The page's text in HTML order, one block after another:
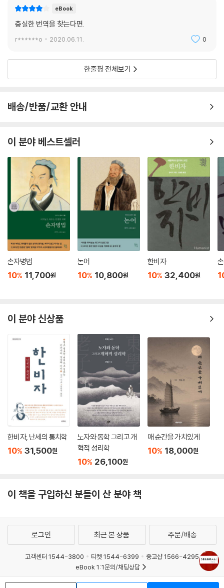
eBook
충실한 번역을 찾는다면.
r******o 2020.06.11. 0
한줄평 전체보기
배송/반품/교환 안내
이 분야 베스트셀러
손자병법
10% 11,700원
논어
10% 10,800원
한비자
10% 32,400원
이 분야 신상품
한비자, 난세의 통치학
10% 31,500원
노자와 동학 그리고 개
혁적 성리학
10% 26,100원
매 순간을 가치있게
10% 18,000원
이 책을 구입하신 분들이 산 분야 책
로그인 최근 본 상품 주문/배송
고객센터 1544-3800 티켓 1544-6399
중고샵 1566-4295
eBook 1:1문의/채팅상담
예스이십사(주) 사업자 정보